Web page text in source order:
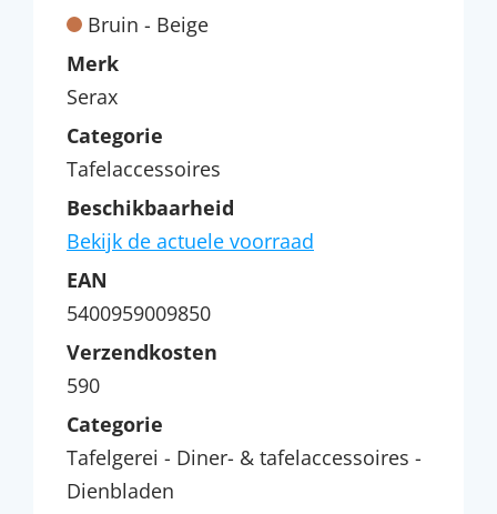
Bruin - Beige
Merk
Serax
Categorie
Tafelaccessoires
Beschikbaarheid
Bekijk de actuele voorraad
EAN
5400959009850
Verzendkosten
590
Categorie
Tafelgerei - Diner- & tafelaccessoires -
Dienbladen